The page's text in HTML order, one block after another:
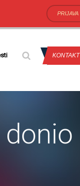
PRIJAVA
KONTAKT